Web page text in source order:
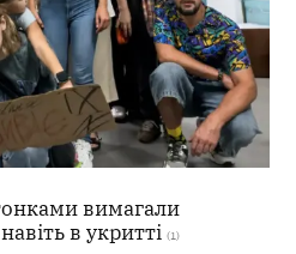
вимагали
в укритті (1)